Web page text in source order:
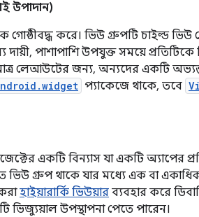
উপাদান)
করে। ভিউ গ্রুপটি চাইল্ড ভিউ
দায়ী, পাশাপাশি উপযুক্ত সময়ে
লেআউটের জন্য, অন্যদের একটি
প্যাকেজে থাকে, তবে
একটি বিন্যাস যা একটি অ্যাপের
ভিউ গ্রুপ থাকে যার মধ্যে এক বা
হাইয়ারার্কি ভিউয়ার ব্যবহার করে
ভিজ্যুয়াল উপস্থাপনা পেতে পারেন।